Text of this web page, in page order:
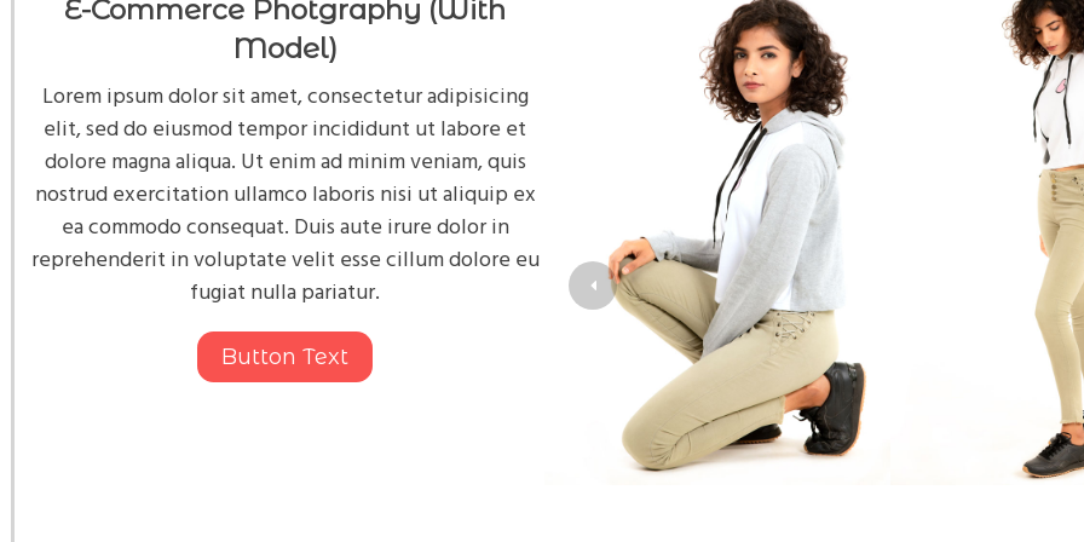
E-Commerce Photgraphy (With
Model)
Lorem ipsum dolor sit amet, consectetur adipisicing
elit, sed do eiusmod tempor incididunt ut labore et
dolore magna aliqua. Ut enim ad minim veniam, quis
nostrud exercitation ullamco laboris nisi ut aliquip ex
ea commodo consequat. Duis aute irure dolor in
reprehenderit in voluptate velit esse cillum dolore eu
fugiat nulla pariatur.
Button Text